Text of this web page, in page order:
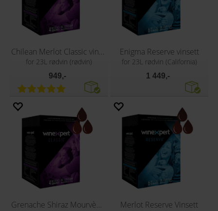
Chilean Merlot Classic vinsett
for 23L rødvin (rødvin)
949,-
Enigma Reserve vinsett
for 23L rødvin (California)
1 449,-
Grenache Shiraz Mourvèdre Classic vin Merlot Reserve Vinsett